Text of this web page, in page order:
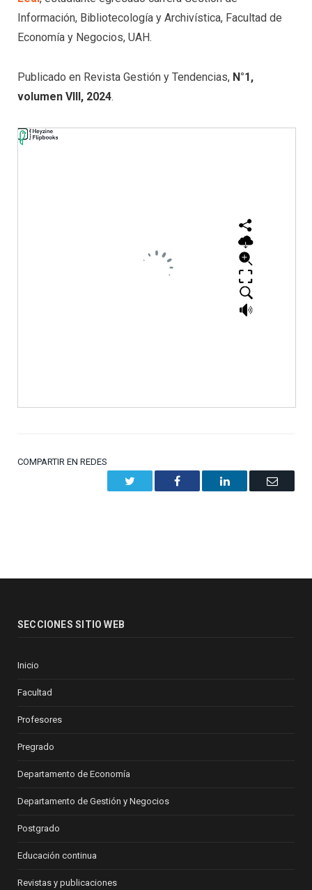
Información, Bibliotecología y Archivística, Facultad de
Economía y Negocios, UAH.
Publicado en Revista Gestión y Tendencias, N°1,
volumen VIII, 2024.
COMPARTIR EN REDES
Facebook LinkedIn Email
SECCIONES SITIO WEB
Inicio
Facultad
Profesores
Pregrado
Departamento de Economía
Departamento de Gestión y Negocios
Postgrado
Educación continua
Revistas y publicaciones